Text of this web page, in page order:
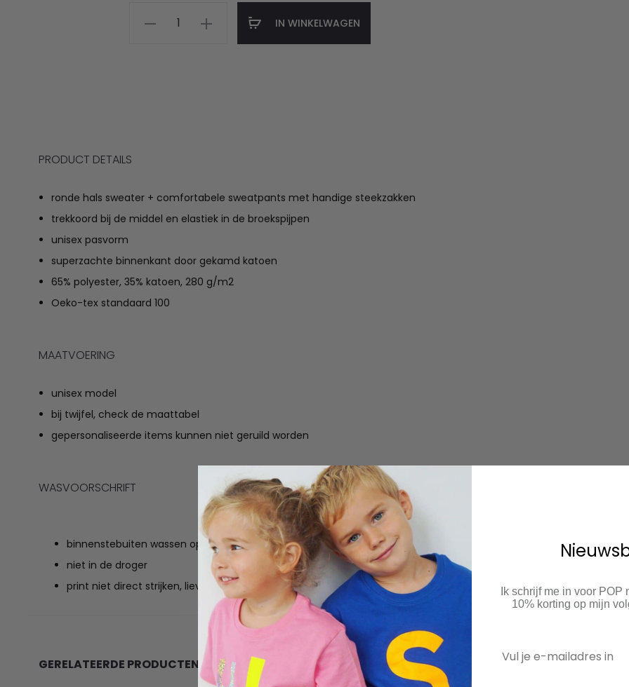
IN WINKELWAGEN
PRODUCT DETAILS
ronde hals sweater + comfortabele sweatpants met handige steekzakken
trekkoord bij de middel en elastiek in de broekspijpen
unisex pasvorm
superzachte binnenkant door gekamd katoen
65% polyester, 35% katoen, 280 g/m2
Oeko-tex standaard 100
MAATVOERING
unisex model
bij twijfel, check de maattabel
gepersonaliseerde items kunnen niet geruild worden
WASVOORSCHRIFT
binnenstebuiten wassen op 40 graden
niet in de droger
print niet direct strijken, liever binnenstebuiten
GERELATEERDE PRODUCTEN
Ik schrijf me in voor
10% korting op mijn